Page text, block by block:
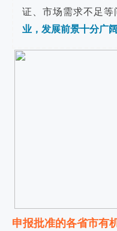
证、市场需求不足等
业，发展前景十分广阔
申报批准的各省市有